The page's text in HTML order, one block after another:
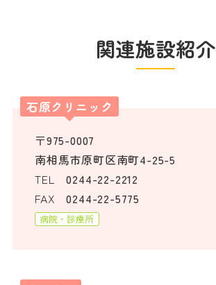
関連施設紹介
石原クリニック
〒975-0007
南相馬市原町区南町4-25-5
TEL
0244-22-2212
FAX
0244-22-5775
病院・診療所